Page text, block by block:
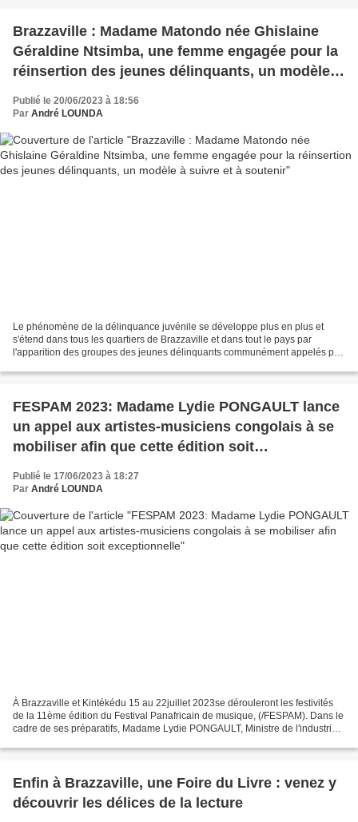
Brazzaville : Madame Matondo née Ghislaine
Géraldine Ntsimba, une femme engagée pour la
réinsertion des jeunes délinquants, un modèle à
Publié le 20/06/2023 à 18:56
Par André LOUNDA
Le phénomène de la délinquance juvénile se développe plus en plus et
s'étend dans tous les quartiers de Brazzaville et dans tout le pays par
l'apparition des groupes des jeunes délinquants communément appelés par
FESPAM 2023: Madame Lydie PONGAULT lance
un appel aux artistes-musiciens congolais à se
mobiliser afin que cette édition soit
exceptionnelle
Publié le 17/06/2023 à 18:27
Par André LOUNDA
À Brazzaville et Kintékédu 15 au 22juillet 2023se dérouleront les festivités
de la 11ème édition du Festival Panafricain de musique, (/FESPAM). Dans le
cadre de ses préparatifs, Madame Lydie PONGAULT, Ministre de l'industrie
Enfin à Brazzaville, une Foire du Livre : venez y
découvrir les délices de la lecture